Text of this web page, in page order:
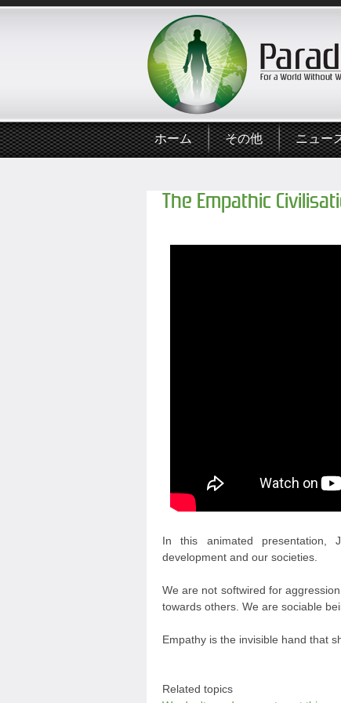
ホーム その他 ニュー
The Empathic
In this animated presentation,
development and our societies.
We are not softwired for
towards others. We are sociable
Empathy is the invisible hand that
Related topics